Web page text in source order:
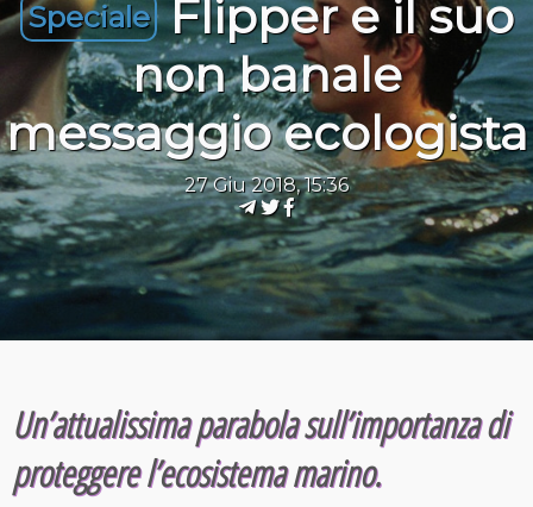
Speciale Flipper e il suo
non banale
messaggio ecologista
27 Giu 2018, 15:36
Un’attualissima parabola sull’importanza di
proteggere l’ecosistema marino.